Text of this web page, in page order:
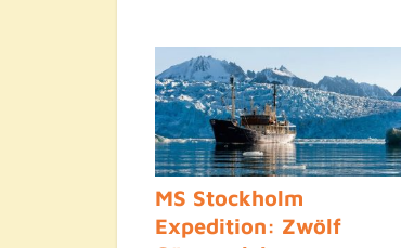
MS Stockholm
Expedition: Zwölf